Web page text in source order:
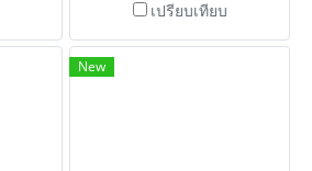
เปรียบเทียบ
New